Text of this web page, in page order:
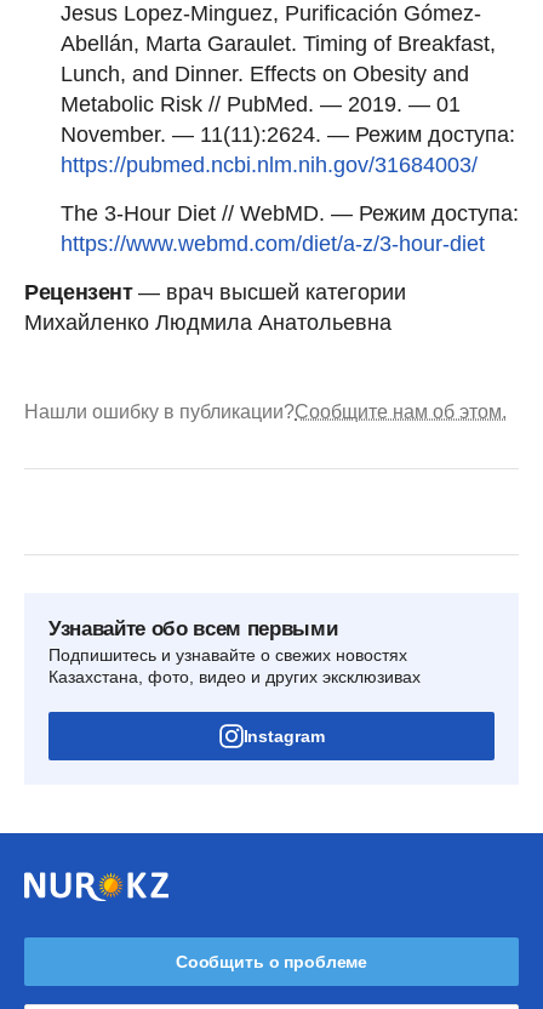
Jesus Lopez-Minguez, Purificación Gómez-
Abellán, Marta Garaulet. Timing of Breakfast,
Lunch, and Dinner. Effects on Obesity and
Metabolic Risk // PubMed. — 2019. — 01
November. — 11(11):2624. — Режим доступа:
https://pubmed.ncbi.nlm.nih.gov/31684003/
The 3-Hour Diet // WebMD. — Режим доступа:
https://www.webmd.com/diet/a-z/3-hour-diet
Рецензент— врач высшей категории
Михайленко Людмила Анатольевна
Нашли ошибку в публикации?Сообщите нам об этом.
Узнавайте обо всем первыми
Подпишитесь и узнавайте о свежих новостях
Казахстана, фото, видео и других эксклюзивах
Instagram
Сообщить о проблеме